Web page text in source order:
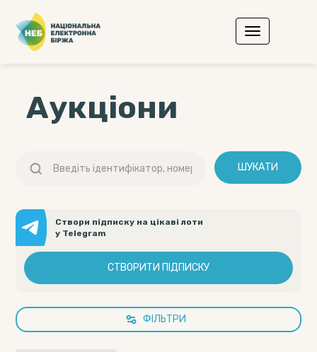
Аукціони
ШУКАТИ
Створи підписку на цікаві лоти
у Telegram
СТВОРИТИ ПІДПИСКУ
ФІЛЬТРИ